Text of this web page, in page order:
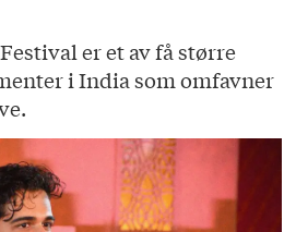
er et av få større
i India som omfavner